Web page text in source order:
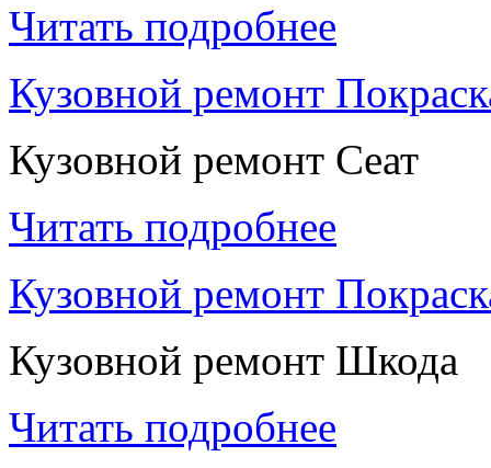
Читать подробнее
Кузовной ремонт
Кузовной ремонт Сеат
Читать подробнее
Кузовной ремонт
Кузовной ремонт Шкода
Читать подробнее